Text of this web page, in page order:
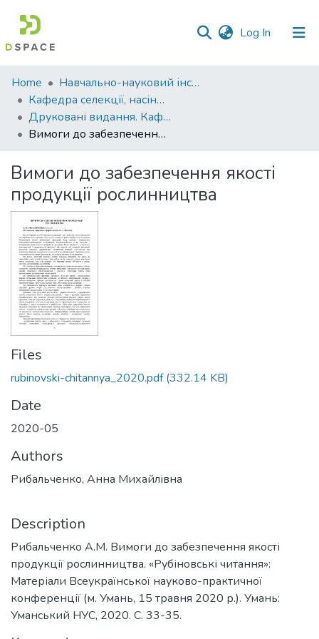
Log In (current)
Communities
&
Collections
All of DSpace
Statistics
Home
Навчально-науковий інститут агротехнологій, селекції та екології
Кафедра селекції, насінництва і генетики
Друковані видання. Кафедра селекції, насінництва і генетики
Вимоги до забезпечення якості продукції рослинництва
Вимоги до забезпечення якості
продукції рослинництва
Files
rubinovski-chitannya_2020.pdf(332.14 KB)
Date
2020-05
Authors
Рибальченко, Анна Михайлівна
Description
Рибальченко А.М. Вимоги до забезпечення якості
продукції рослинництва. «Рубіновські читання»:
Матеріали Всеукраїнської науково-практичної
конференції (м. Умань, 15 травня 2020 р.). Умань:
Уманський НУС, 2020. С. 33-35.